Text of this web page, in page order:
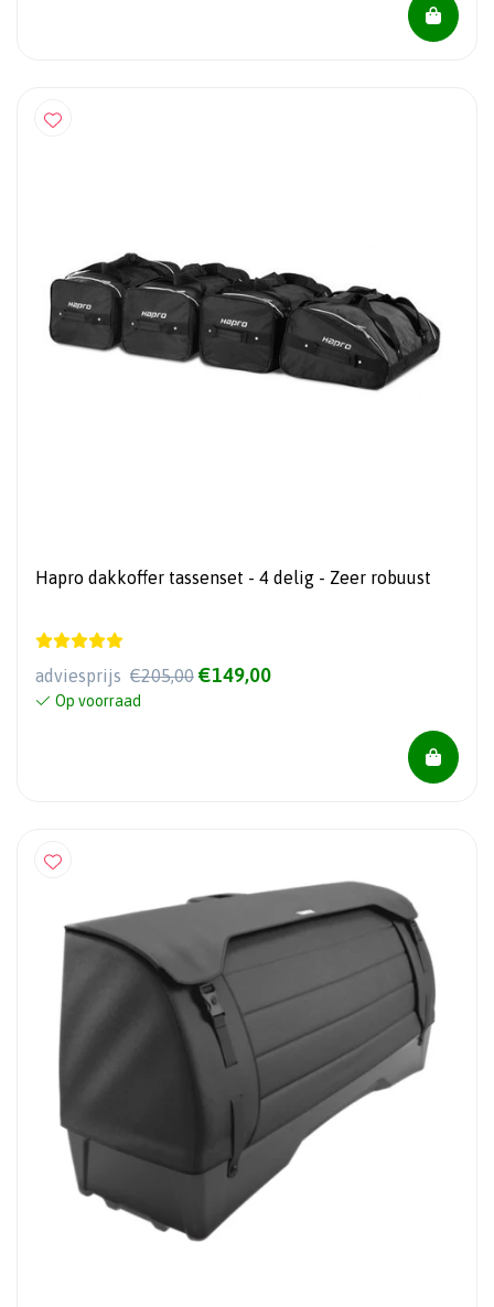
Hapro dakkoffer tassenset - 4 delig - Zeer robuust
adviesprijs €205,00 €149,00
Op voorraad